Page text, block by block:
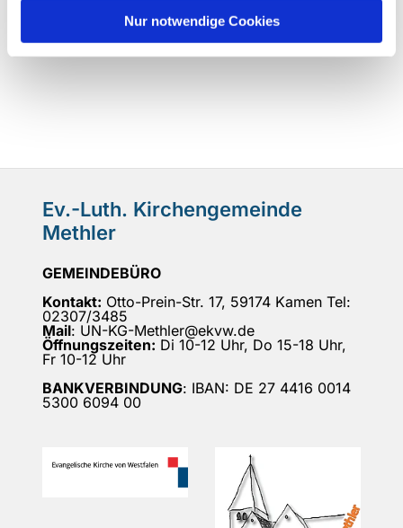
Nur notwendige Cookies
Ev.-Luth. Kirchengemeinde
Methler
GEMEINDEBÜRO
Kontakt: Otto-Prein-Str. 17, 59174 Kamen Tel:
02307/3485
Mail: UN-KG-Methler@ekvw.de
Öffnungszeiten: Di 10-12 Uhr, Do 15-18 Uhr,
Fr 10-12 Uhr
BANKVERBINDUNG: IBAN: DE 27 4416 0014
5300 6094 00